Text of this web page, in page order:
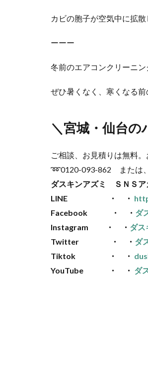
カビの胞子が空気中に拡
ーーー
冬前のエアコンクリーニ
ぜひ暑くなく、寒くなる
＼宮城・仙台の
ご相談、お見積りは無料
➿0120-093-862 または、
ダスキンアズミ ＳＮＳア
LINE ・ ・
Facebook ・ ・ ダ
Instagram ・ ・ ダス
Twitter ・ ・ ダ
Tiktok ・ ・
YouTube ・ ・ ダ